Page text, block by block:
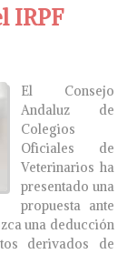
IRPF
El Consejo
Andaluz de
Colegios
Oficiales de
Veterinarios ha
presentado una
propuesta ante
una deducción
derivados de